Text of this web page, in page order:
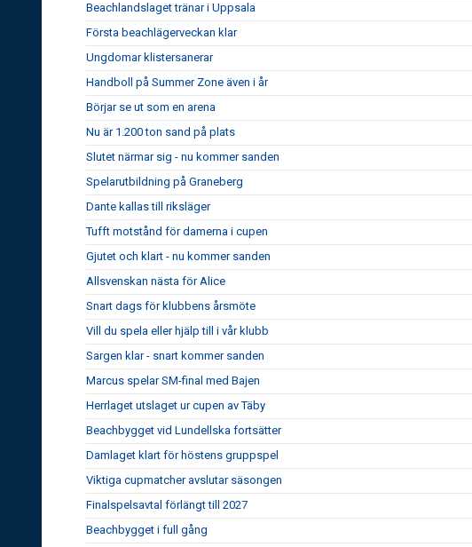
Beachlandslaget tränar i Uppsala
Första beachlägerveckan klar
Ungdomar klistersanerar
Handboll på Summer Zone även i år
Börjar se ut som en arena
Nu är 1.200 ton sand på plats
Slutet närmar sig - nu kommer sanden
Spelarutbildning på Graneberg
Dante kallas till riksläger
Tufft motstånd för damerna i cupen
Gjutet och klart - nu kommer sanden
Allsvenskan nästa för Alice
Snart dags för klubbens årsmöte
Vill du spela eller hjälp till i vår klubb
Sargen klar - snart kommer sanden
Marcus spelar SM-final med Bajen
Herrlaget utslaget ur cupen av Täby
Beachbygget vid Lundellska fortsätter
Damlaget klart för höstens gruppspel
Viktiga cupmatcher avslutar säsongen
Finalspelsavtal förlängt till 2027
Beachbygget i full gång